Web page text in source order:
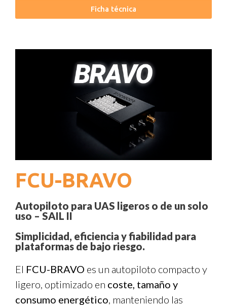
Ficha técnica
FCU-BRAVO
Autopiloto para UAS ligeros o de un solo
uso – SAIL II
Simplicidad, eficiencia y fiabilidad para
plataformas de bajo riesgo.
El FCU-BRAVO es un autopiloto compacto y
ligero, optimizado en coste, tamaño y
consumo energético , manteniendo las